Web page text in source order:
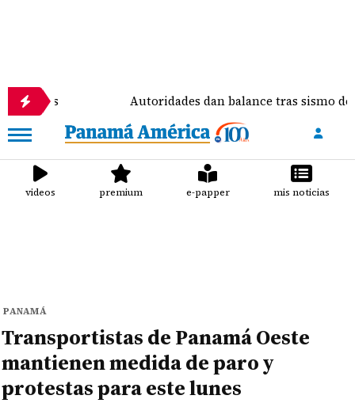
Autoridades dan balance tras sismo de magnitud
videos premium e-papper mis noticias
PANAMÁ
Transportistas de Panamá Oeste
mantienen medida de paro y
protestas para este lunes